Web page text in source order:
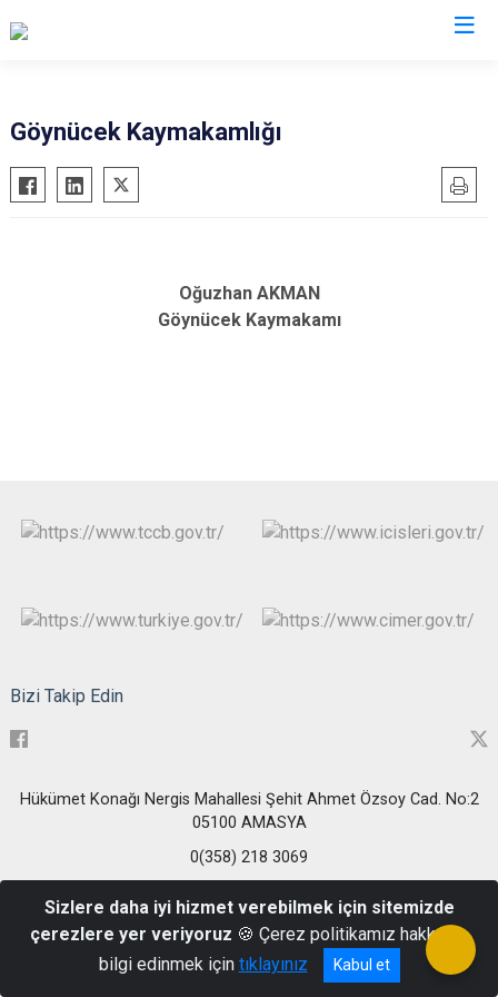
Göynücek Kaymakamlığı
Oğuzhan AKMAN
Göynücek Kaymakamı
Bizi Takip Edin
Hükümet Konağı Nergis Mahallesi Şehit Ahmet Özsoy Cad. No:2
05100 AMASYA
0(358) 218 3069
Sizlere daha iyi hizmet verebilmek için sitemizde
çerezlere yer veriyoruz 🍪 Çerez politikamız hakkında
bilgi edinmek için tıklayınız Kabul et